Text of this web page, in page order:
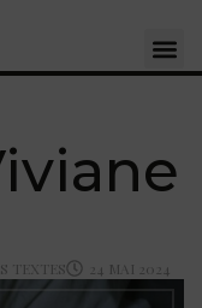
TEXTES 24 MAI 2024